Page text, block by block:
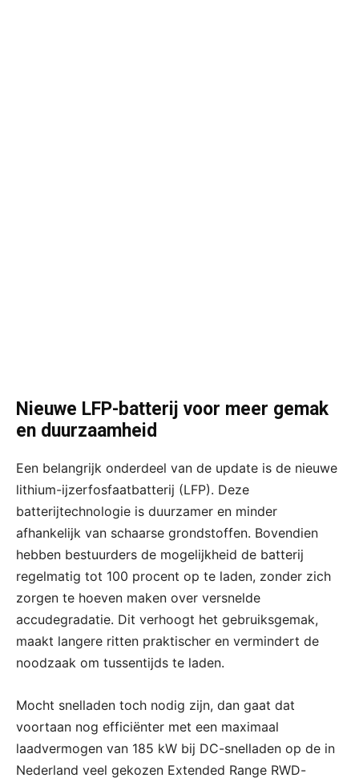
Nieuwe LFP-batterij voor meer gemak
en duurzaamheid
Een belangrijk onderdeel van de update is de nieuwe
lithium-ijzerfosfaatbatterij (LFP). Deze
batterijtechnologie is duurzamer en minder
afhankelijk van schaarse grondstoffen. Bovendien
hebben bestuurders de mogelijkheid de batterij
regelmatig tot 100 procent op te laden, zonder zich
zorgen te hoeven maken over versnelde
accudegradatie. Dit verhoogt het gebruiksgemak,
maakt langere ritten praktischer en vermindert de
noodzaak om tussentijds te laden.
Mocht snelladen toch nodig zijn, dan gaat dat
voortaan nog efficiënter met een maximaal
laadvermogen van 185 kW bij DC-snelladen op de in
Nederland veel gekozen Extended Range RWD-